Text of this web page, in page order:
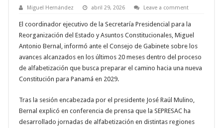
Miguel Hernández abril 29, 2026 Leave a comment
El coordinador ejecutivo de la Secretaría Presidencial para la
Reorganización del Estado y Asuntos Constitucionales, Miguel
Antonio Bernal, informó ante el Consejo de Gabinete sobre los
avances alcanzados en los últimos 20 meses dentro del proceso
de alfabetización que busca preparar el camino hacia una nueva
Constitución para Panamá en 2029.
Tras la sesión encabezada por el presidente José Raúl Mulino,
Bernal explicó en conferencia de prensa que la SEPRESAC ha
desarrollado jornadas de alfabetización en distintas regiones